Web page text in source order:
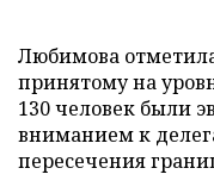
Любимова
принятому на
130 человек были
вниманием к
пересечения